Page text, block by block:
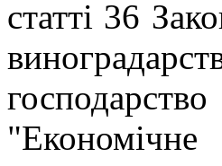
статті 36